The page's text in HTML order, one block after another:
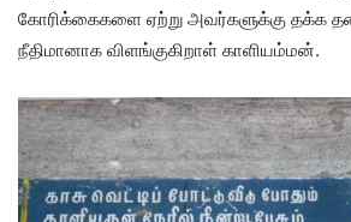
கோரிக்கைகளை ஏற்று அவர்களுக்கு தக்க
நீதிமானாக விளங்குகிறாள் காளியம்மன்.